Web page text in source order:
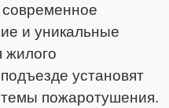
и уникальные
жилого
установят
пожаротушения.